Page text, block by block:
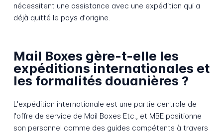
nécessitent une assistance avec une expédition qui a
déjà quitté le pays d'origine.
Mail Boxes gère-t-elle les
expéditions internationales et
les formalités douanières ?
L'expédition internationale est une partie centrale de
l'offre de service de Mail Boxes Etc., et MBE positionne
son personnel comme des guides compétents à travers